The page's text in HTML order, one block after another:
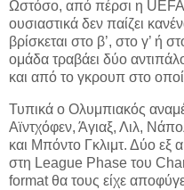
Ωστόσο, από πέρσι η UEFA
ουσιαστικά δεν παίζει
βρίσκεται στο β’, στο γ’ ή
ομάδα τραβάει δύο
και από το γκρουπ στο
Τυπικά ο Ολυμπιακός
Αϊντχόφεν, Άγιαξ, Λιλ,
και Μπόντο Γκλιμτ. Δύο εξ
στη League Phase του
format θα τους είχε